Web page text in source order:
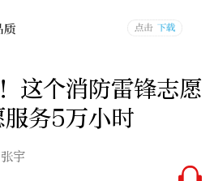
这个消防雷锋志愿
务5万小时
宇